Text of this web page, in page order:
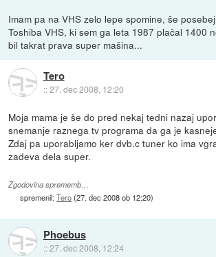
Imam pa na VHS zelo lepe spomine, še
Toshiba VHS, ki sem ga leta 1987 plačal 1400
bil takrat prava super mašina...
Tero
::27. dec 2008, 12:20
Moja mama je še do pred nekaj tedni nazaj
snemanje raznega tv programa da ga je
Zdaj pa uporabljamo ker dvb.c tuner ko ima
zadeva dela super.
Zgodovina sprememb…
spremenil:Tero(27. dec 2008 ob 12:20)
Phoebus
::27. dec 2008, 12:24